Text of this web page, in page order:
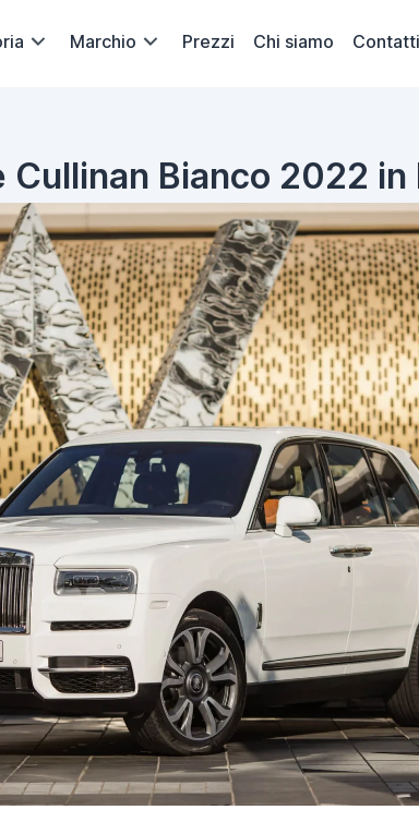
Marchio Prezzi Chi siamo Contatti
Bianco 2022 in